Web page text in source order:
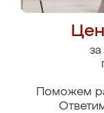
за
Поможем